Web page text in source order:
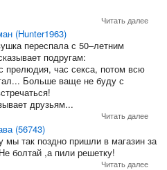
Читать далее
(Hunter1963)
переспала с 50–летним
подругам:
час секса, потом всю
Больше ваще не буду с
друзьям...
Читать далее
(56743)
мы так поздно пришли в магазин за
болтай ,а пили решетку!
Читать далее